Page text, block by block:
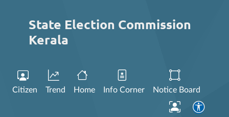
State Election Commission
Kerala
Citizen Trend Home Info Corner Notice Board